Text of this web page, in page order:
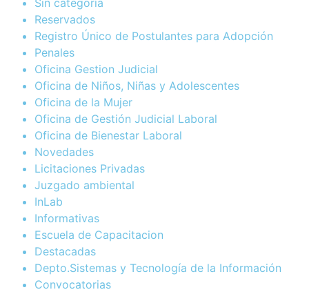
Reservados
Registro Único de Postulantes para Adopción
Penales
Oficina Gestion Judicial
Oficina de Niños, Niñas y Adolescentes
Oficina de la Mujer
Oficina de Gestión Judicial Laboral
Oficina de Bienestar Laboral
Novedades
Licitaciones Privadas
Juzgado ambiental
InLab
Informativas
Escuela de Capacitacion
Destacadas
Depto.Sistemas y Tecnología de la Información
Convocatorias